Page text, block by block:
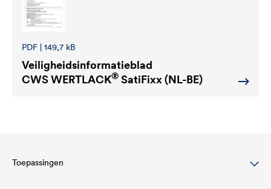
PDF | 149,7 kB
Veiligheidsinformatieblad
CWS WERTLACK® SatiFixx (NL-BE)
Toepassingen